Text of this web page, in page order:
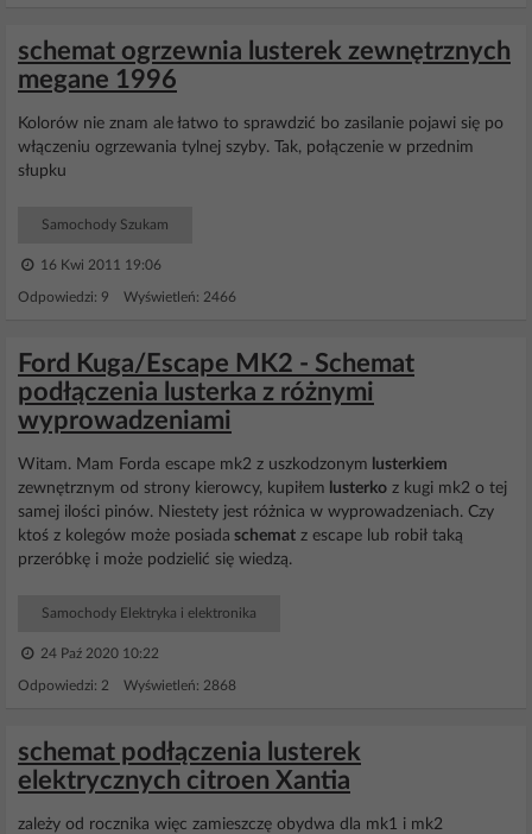
schemat ogrzewnia lusterek zewnętrznych
megane 1996
Kolorów nie znam ale łatwo to sprawdzić bo zasilanie pojawi się po
włączeniu ogrzewania tylnej szyby. Tak, połączenie w przednim
słupku
Samochody Szukam
16 Kwi 2011 19:06
Odpowiedzi: 9 Wyświetleń: 2466
Ford Kuga/Escape MK2 - Schemat
podłączenia lusterka z różnymi
wyprowadzeniami
Witam. Mam Forda escape mk2 z uszkodzonym lusterkiem
zewnętrznym od strony kierowcy, kupiłem lusterko z kugi mk2 o tej
samej ilości pinów. Niestety jest różnica w wyprowadzeniach. Czy
ktoś z kolegów może posiada schemat z escape lub robił taką
przeróbkę i może podzielić się wiedzą.
Samochody Elektryka i elektronika
24 Paź 2020 10:22
Odpowiedzi: 2 Wyświetleń: 2868
schemat podłączenia lusterek
elektrycznych citroen Xantia
zależy od rocznika więc zamieszczę obydwa dla mk1 i mk2